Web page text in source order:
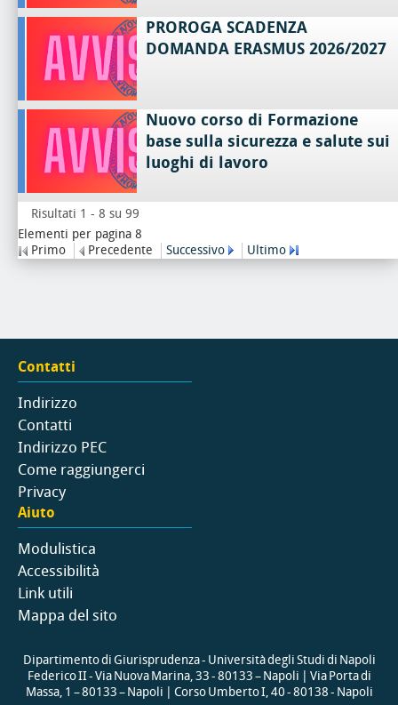
PROROGA SCADENZA
DOMANDA ERASMUS 2026/2027
Nuovo corso di Formazione
base sulla sicurezza e salute sui
luoghi di lavoro
Risultati 1 - 8 su 99
Elementi per pagina 8
Primo
Precedente Successivo Ultimo
Contatti
Indirizzo
Contatti
Indirizzo PEC
Come raggiungerci
Privacy
Aiuto
Modulistica
Accessibilità
Link utili
Mappa del sito
Dipartimento di Giurisprudenza - Università degli Studi di Napoli
Federico II - Via Nuova Marina, 33 - 80133 – Napoli | Via Porta di
Massa, 1 – 80133 – Napoli | Corso Umberto I, 40 - 80138 - Napoli